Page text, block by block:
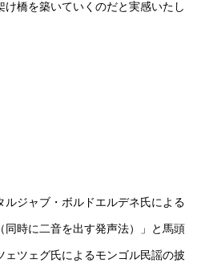
け橋を築いていくのだと実感いたし
ルジャブ・ボルドエルデネ氏による
同時に二音を出す発声法）」と馬頭
ツェグ氏によるモンゴル民謡の披